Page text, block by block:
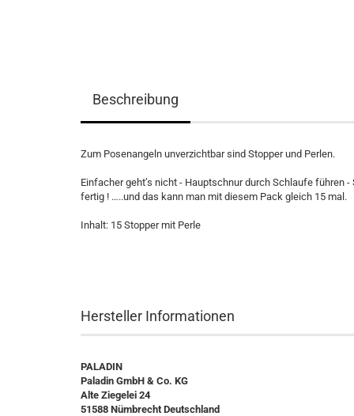
Beschreibung
Zum Posenangeln unverzichtbar sind Stopper und Perlen.
Einfacher geht’s nicht - Hauptschnur durch Schlaufe führen
fertig ! …..und das kann man mit diesem Pack gleich 15 mal.
Inhalt: 15 Stopper mit Perle
Hersteller Informationen
PALADIN
Paladin GmbH & Co. KG
Alte Ziegelei 24
51588 Nümbrecht Deutschland